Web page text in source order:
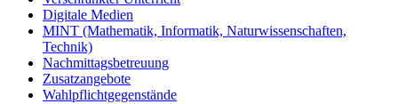
Digitale Medien
MINT (Mathematik, Informatik, Naturwissenschaften,
Technik)
Nachmittagsbetreuung
Zusatzangebote
Wahlpflichtgegenstände